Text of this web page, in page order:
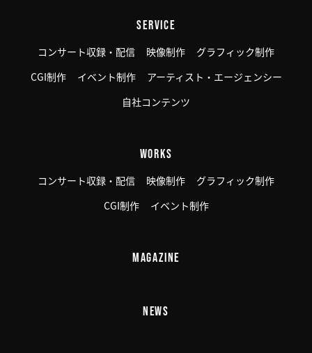
SERVICE
コンサート収録・配信 映像制作
グラフィック制作
CGI制作
イベント制作
アーティスト・エージェンシー
自社コンテンツ
WORKS
コンサート収録・配信 映像制作
グラフィック制作
CGI制作
イベント制作
MAGAZINE
NEWS